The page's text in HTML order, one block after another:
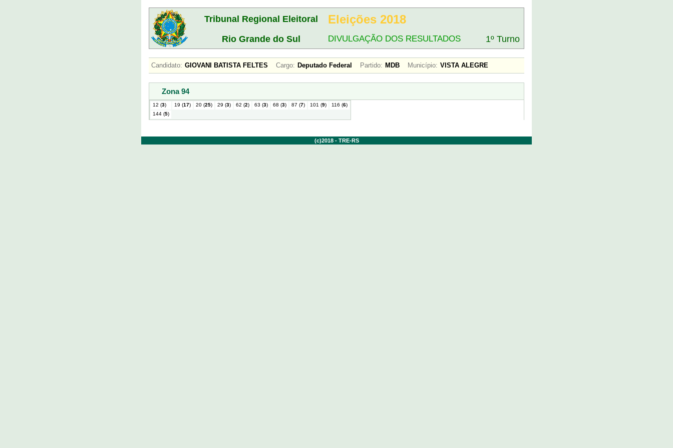
Tribunal Regional Eleitoral Eleições 2018
Rio Grande do Sul DIVULGAÇÃO DOS RESULTADOS 1º Turno
Candidato: GIOVANI BATISTA FELTES Cargo: Deputado Federal Partido: MDB Município: VISTA ALEGRE
Zona 94
12 (3) 19 (17) 20 (25) 29 (3) 62 (2) 63 (3) 68 (3) 87 (7) 101 (9) 116 (6)
144 (5)
(c)2018 - TRE-RS